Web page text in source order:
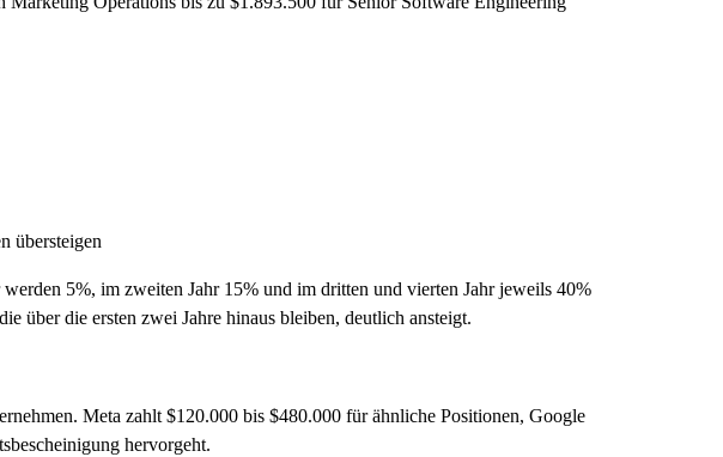
übersteigen
5%, im zweiten Jahr 15% und im dritten und vierten Jahr jeweils 40%
über die ersten zwei Jahre hinaus bleiben, deutlich ansteigt.
Meta zahlt $120.000 bis $480.000 für ähnliche Positionen, Google
hervorgeht.